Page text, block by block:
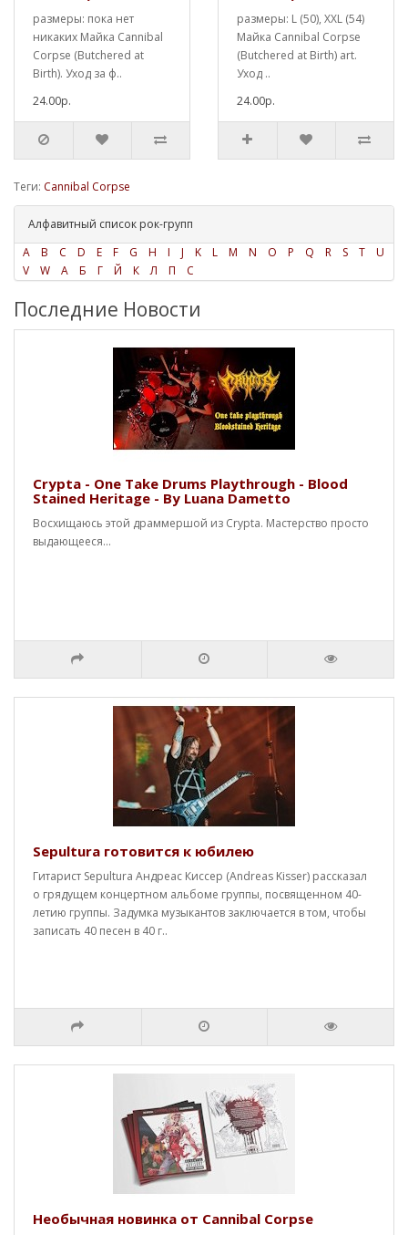
размеры: пока нет
никаких Майка Cannibal
Corpse (Butchered at
Birth). Уход за ф..
24.00р.
размеры: L (50), XXL (54)
Майка Cannibal Corpse
(Butchered at Birth) art.
Уход ..
24.00р.
Теги: Cannibal Corpse
Алфавитный список рок-групп
A
B C D E F G H I J K L M N O P Q R S T
U
V
W А Б Г Й К Л П С
Последние Новости
Crypta - One Take Drums Playthrough - Blood
Stained Heritage - By Luana Dametto
Восхищаюсь этой драммершой из Crypta. Мастерство просто
выдающееся...
Sepultura готовится к юбилею
Гитарист Sepultura Андреас Киссер (Andreas Kisser) рассказал
о грядущем концертном альбоме группы, посвященном 40-
летию группы. Задумка музыкантов заключается в том, чтобы
записать 40 песен в 40 г..
Необычная новинка от Cannibal Corpse